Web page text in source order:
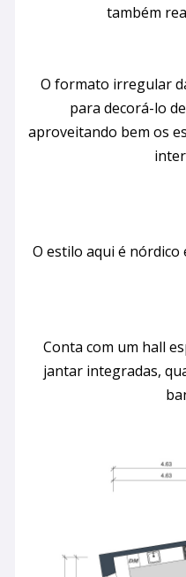
também
O formato irregular
para decorá-lo
aproveitando bem os
O estilo aqui é nórdico
Conta com um hall
jantar integradas,